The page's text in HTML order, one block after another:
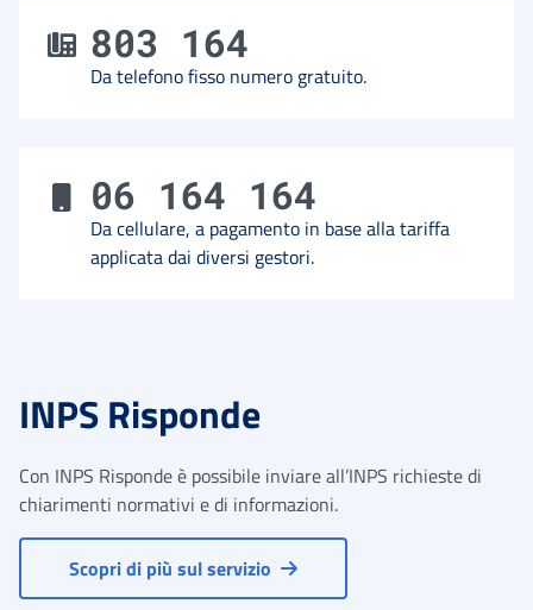
803 164
Da telefono fisso numero gratuito.
06 164 164
Da cellulare, a pagamento in base alla tariffa
applicata dai diversi gestori.
INPS Risponde
Con INPS Risponde è possibile inviare all’INPS richieste di
chiarimenti normativi e di informazioni.
Scopri di più sul servizio